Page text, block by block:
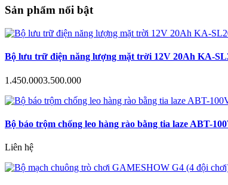
Sản phẩm nổi bật
Bộ lưu trữ điện năng lượng mặt trời 12V 20Ah KA-
1.450.0003.500.000
Bộ báo trộm chống leo hàng rào bằng tia laze ABT-
Liên hệ